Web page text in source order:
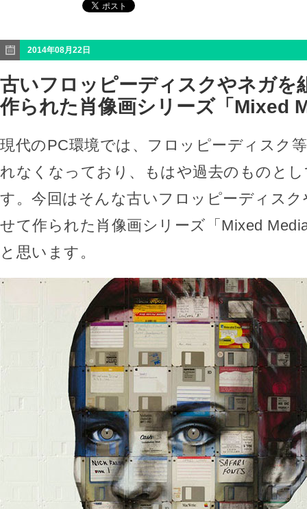
2014年08月22日
古いフロッピーディスクやネガを
作られた肖像画シリーズ「Mixed
現代のPC環境では、フロッピーディスク
れなくなっており、もはや過去のものと
す。今回はそんな古いフロッピーディス
せて作られた肖像画シリーズ「Mixed
と思います。